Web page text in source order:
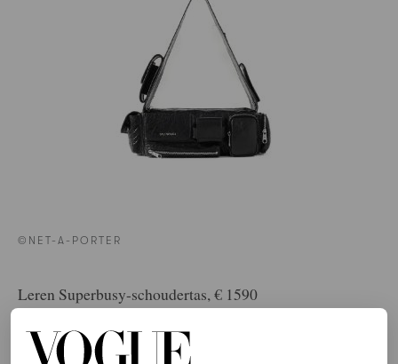
©NET-A-PORTER
Leren Superbusy-schoudertas, € 1590
HIER TE KOOP